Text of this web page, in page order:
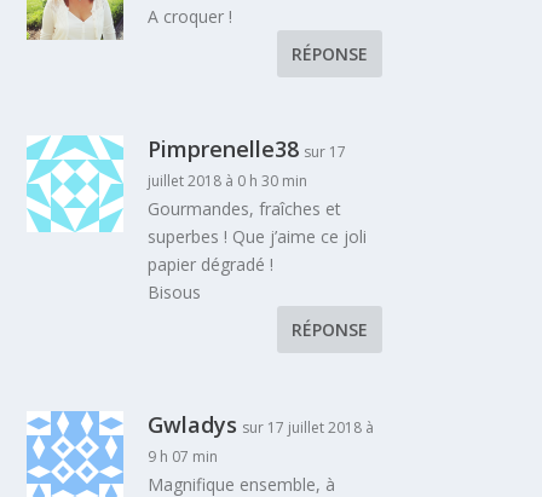
A croquer !
RÉPONSE
Pimprenelle38 sur 17
juillet 2018 à 0 h 30 min
Gourmandes, fraîches et
superbes ! Que j’aime ce joli
papier dégradé !
Bisous
RÉPONSE
Gwladys sur 17 juillet 2018 à
9 h 07 min
Magnifique ensemble, à